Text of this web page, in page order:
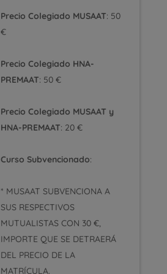
Precio Colegiado MUSAAT: 50
€
Precio Colegiado HNA-
PREMAAT: 50 €
Precio Colegiado MUSAAT y
HNA-PREMAAT: 20 €
Curso Subvencionado:
* MUSAAT SUBVENCIONA A
SUS RESPECTIVOS
MUTUALISTAS CON 30 €,
IMPORTE QUE SE DETRAERÁ
DEL PRECIO DE LA
MATRÍCULA.